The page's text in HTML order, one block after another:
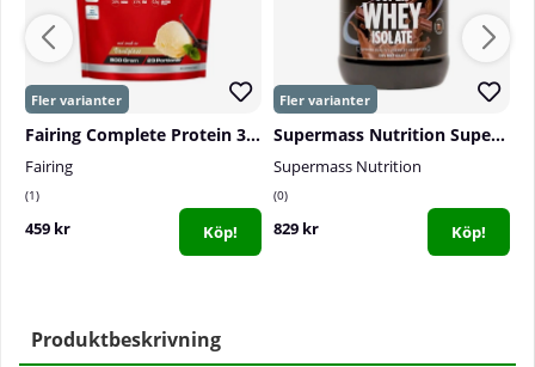
Fairing Complete Protein 3, 800 g
Fairing
1
459 kr Köp!
Supermass Nutrition Super Whey Isolate, 1300 g
Supermass Nutrition
0
829 kr Köp!
Produktbeskrivning